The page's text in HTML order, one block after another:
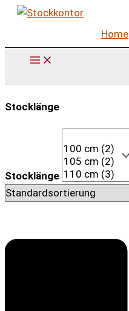
Zum
springen
Home
Stocklänge
Stocklänge